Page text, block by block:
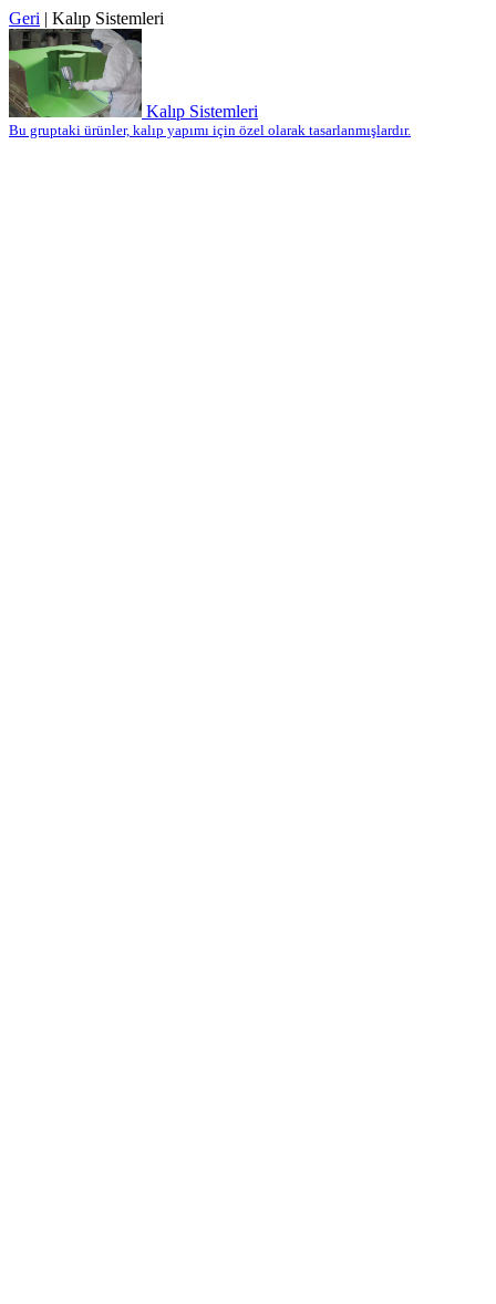
Geri | Kalıp Sistemleri
Kalıp Sistemleri
Bu gruptaki ürünler, kalıp yapımı için özel olarak tasarlanmışlardır.